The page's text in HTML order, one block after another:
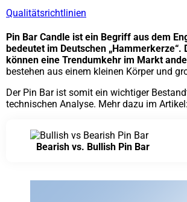
Qualitätsrichtlinien
Pin Bar Candle ist ein Begriff aus dem
bedeutet im Deutschen „Hammerkerze“.
können eine Trendumkehr im Markt
bestehen aus einem kleinen Körper und
Der Pin Bar ist somit ein wichtiger
technischen Analyse. Mehr dazu im Artikel:
Bearish vs. Bullish Pin Bar